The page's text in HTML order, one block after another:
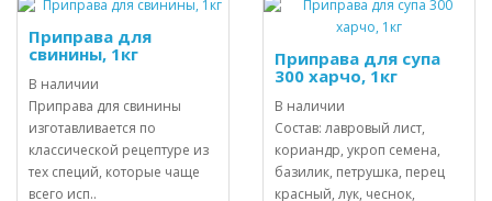
Приправа для
свинины, 1кг
В наличии
Приправа для свинины
изготавливается по
классической рецептуре из
тех специй, которые чаще
всего исп..
Приправа для супа
300 харчо, 1кг
В наличии
Состав: лавровый лист,
кориандр, укроп семена,
базилик, петрушка, перец
красный, лук, чеснок,